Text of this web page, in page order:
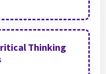
Thinking